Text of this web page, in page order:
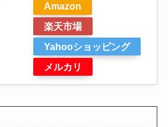
Amazon
楽天市場
Yahooショッピング
メルカリ